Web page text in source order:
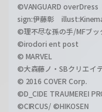
©VANGUARD
sign:伊藤彰
©理不尽な孫の手/MFブ
©irodori ent post
© MARVEL
©大森藤ノ・SBクリエイ
© 2016 COVER Corp.
©D_CIDE TRAUMEREI
©CIRCUS/ ©HIKOSEN